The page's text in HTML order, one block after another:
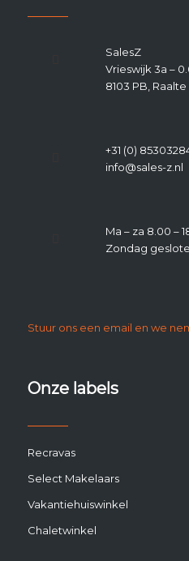
SalesZ
Vrieswijk 3a –
8103 PB, Raalte
+31 (0)
info@sales-z.nl
Ma – za 8.00 –
Zondag
Stuur ons een email en we
Onze labels
Recravas
Select Makelaars
Vakantiehuiswinkel
Chaletwinkel